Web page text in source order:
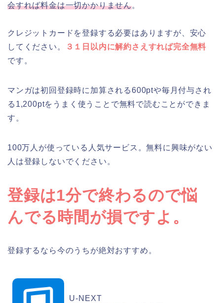
会すれば料金は一切かかりません。
クレジットカードを登録する必要はありますが、安心
してください。
３１日以内に解約さえすれば完全無料
です。
マンガは初回登録時に加算される600ptや毎月付与され
る1,200ptをうまく使うことで無料で読むことができま
す。
100万人が使っている人気サービス。無料に興味がない
人は登録しないでください。
登録は1分で終わるので悩
んでる時間が損ですよ。
登録するなら今のうちが絶対おすすめ。
U-NEXT